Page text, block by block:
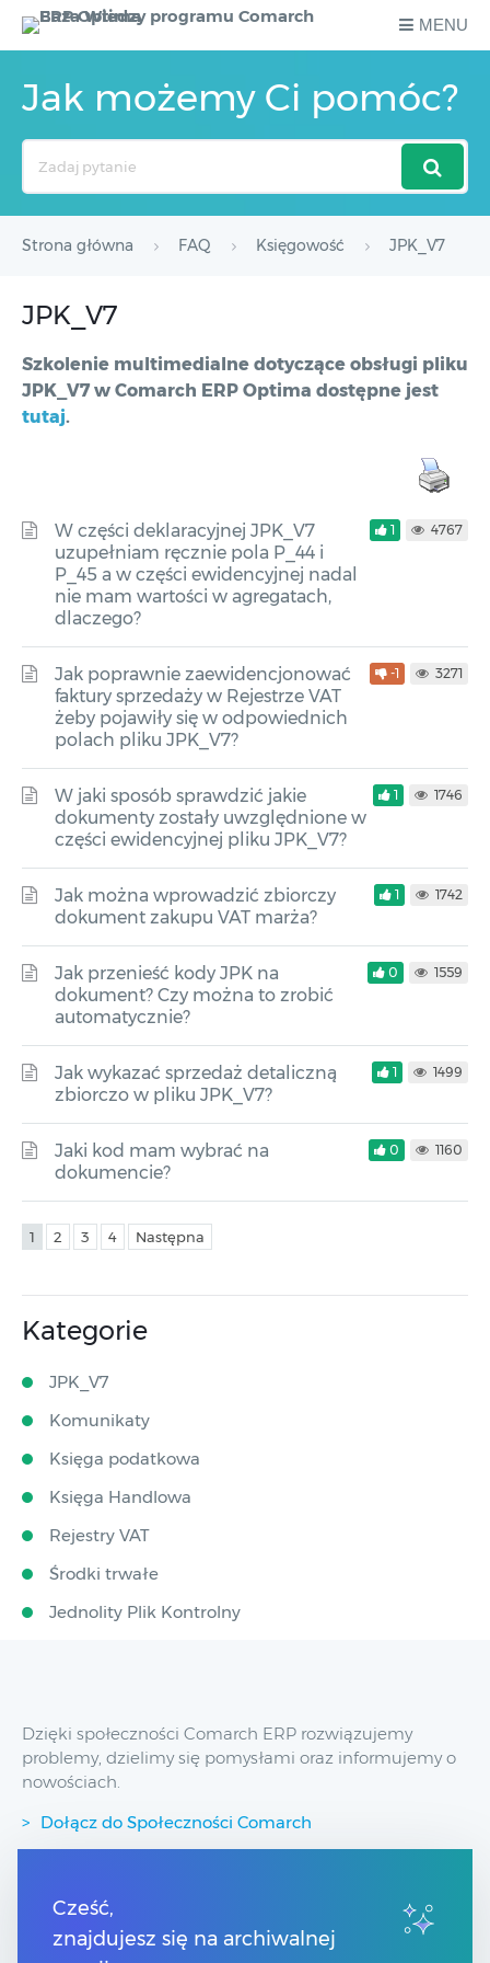
MENU
Jak możemy Ci pomóc?
Strona główna FAQ Księgowość JPK_V7
JPK_V7
Szkolenie multimedialne dotyczące obsługi pliku
JPK_V7 w Comarch ERP Optima dostępne jest
tutaj.
W części deklaracyjnej JPK_V7
uzupełniam ręcznie pola P_44 i
P_45 a w części ewidencyjnej nadal
nie mam wartości w agregatach,
dlaczego?
1 4767
Jak poprawnie zaewidencjonować
faktury sprzedaży w Rejestrze VAT
żeby pojawiły się w odpowiednich
polach pliku JPK_V7?
-1 3271
W jaki sposób sprawdzić jakie
dokumenty zostały uwzględnione w
części ewidencyjnej pliku JPK_V7?
1 1746
Jak można wprowadzić zbiorczy
dokument zakupu VAT marża?
1 1742
Jak przenieść kody JPK na
dokument? Czy można to zrobić
automatycznie?
0 1559
Jak wykazać sprzedaż detaliczną
zbiorczo w pliku JPK_V7?
1 1499
Jaki kod mam wybrać na
dokumencie?
0 1160
1 2 3 4 Następna
Kategorie
JPK_V7
Komunikaty
Księga podatkowa
Księga Handlowa
Rejestry VAT
Środki trwałe
Jednolity Plik Kontrolny
Dzięki społeczności Comarch ERP rozwiązujemy
problemy, dzielimy się pomysłami oraz informujemy o
nowościach.
Dołącz do Społeczności Comarch
Przydatne linki
Spis treści
Cześć,
znajdujesz się na archiwalnej